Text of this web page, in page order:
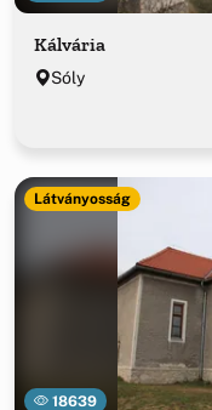
Kálvária
Sóly
18639
Látványosság